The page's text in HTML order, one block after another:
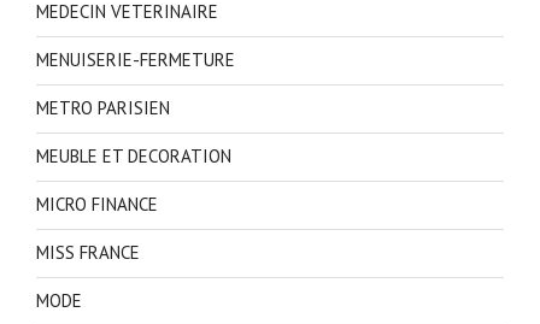
MEDECIN VETERINAIRE
MENUISERIE-FERMETURE
METRO PARISIEN
MEUBLE ET DECORATION
MICRO FINANCE
MISS FRANCE
MODE